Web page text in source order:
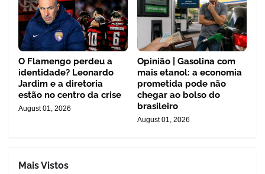
O Flamengo perdeu a
identidade? Leonardo
Jardim e a diretoria
estão no centro da crise
August 01, 2026
Opinião | Gasolina com
mais etanol: a economia
prometida pode não
chegar ao bolso do
brasileiro
August 01, 2026
Mais Vistos